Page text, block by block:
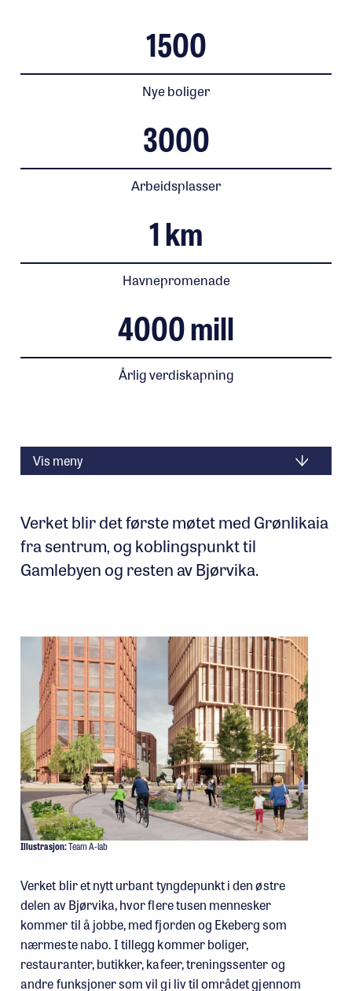
1500
Nye boliger
3000
Arbeidsplasser
1km
Havnepromenade
4000mill
Årlig verdiskapning
Vis meny
Verket blir det første møtet med Grønlikaia
fra sentrum, og koblingspunkt til
Gamlebyen og resten av Bjørvika.
Illustrasjon:Team A-lab
Verket blir et nytt urbant tyngdepunkt i den østre
delen av Bjørvika, hvor flere tusen mennesker
kommer til å jobbe, med fjorden og Ekeberg som
nærmeste nabo. I tillegg kommer boliger,
restauranter, butikker, kafeer, treningssenter og
andre funksjoner som vil gi liv til området gjennom